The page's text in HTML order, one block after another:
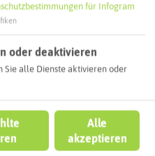
könnt
für Infogram
oder deaktivieren
Sie alle Dienste aktivieren oder
Alle
akzeptieren